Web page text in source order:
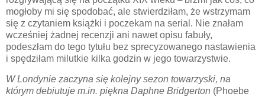
mogłoby mi się spodobać, ale stwierdziłam, że wstrzymam
się z czytaniem książki i poczekam na serial. Nie znałam
wcześniej żadnej recenzji ani nawet opisu fabuły,
podeszłam do tego tytułu bez sprecyzowanego nastawienia
i spędziłam milutkie kilka godzin w jego towarzystwie.
W Londynie zaczyna się kolejny sezon towarzyski, na
którym debiutuje m.in. piękna Daphne Bridgerton (Phoebe